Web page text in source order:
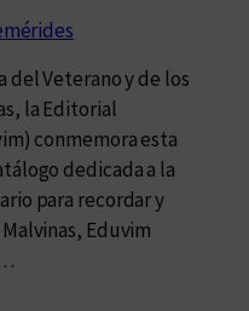
del Veterano y de los
la Editorial
conmemora esta
dedicada a la
para recordar y
Eduvim